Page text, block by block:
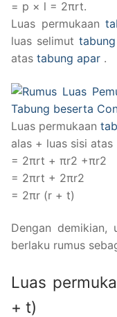
= p × l = 2πrt.
Luas permukaan
luas selimut
atas tabung apar .
Luas permukaan
alas + luas sisi atas
= 2πrt + πr2 +πr2
= 2πrt + 2πr2
= 2πr (r + t)
Dengan demikian,
berlaku rumus
Luas
+ t)